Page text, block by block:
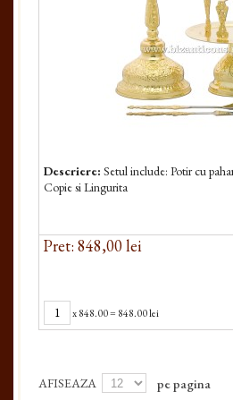
Descriere: Setul include: Potir cu
Copie si Lingurita
Pret: 848,00 lei
x848.00= 848.00 lei
AFISEAZA pe pagina